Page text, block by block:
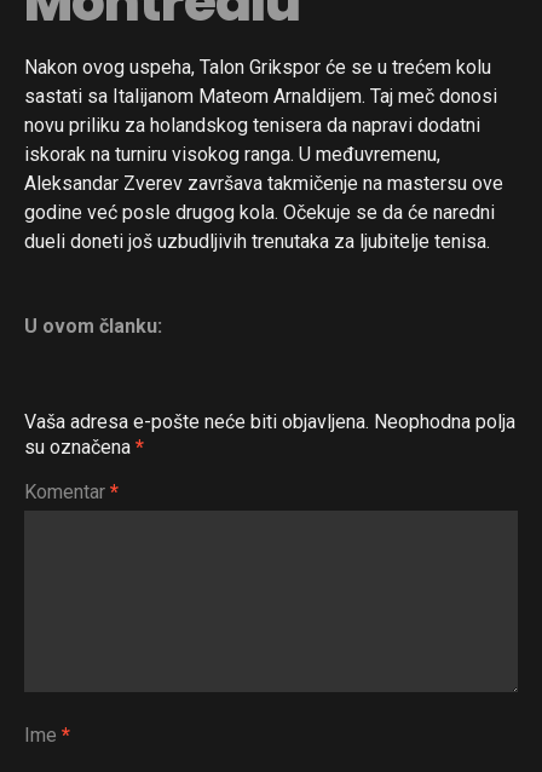
Nakon ovog uspeha, Talon Grikspor će se u trećem kolu
sastati sa Italijanom Mateom Arnaldijem. Taj meč donosi
novu priliku za holandskog tenisera da napravi dodatni
iskorak na turniru visokog ranga. U međuvremenu,
Aleksandar Zverev završava takmičenje na mastersu ove
godine već posle drugog kola. Očekuje se da će naredni
dueli doneti još uzbudljivih trenutaka za ljubitelje tenisa.
U ovom članku:
Vaša adresa e-pošte neće biti objavljena. Neophodna polja
su označena *
Komentar *
Ime *